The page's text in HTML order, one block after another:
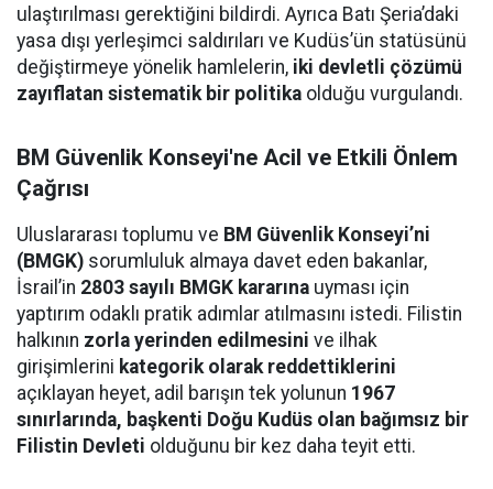
ulaştırılması gerektiğini bildirdi. Ayrıca Batı Şeria’daki
yasa dışı yerleşimci saldırıları ve Kudüs’ün statüsünü
değiştirmeye yönelik hamlelerin, iki devletli çözümü
zayıflatan sistematik bir politika olduğu vurgulandı.
BM Güvenlik Konseyi'ne Acil ve Etkili Önlem
Çağrısı
Uluslararası toplumu ve BM Güvenlik Konseyi’ni
(BMGK) sorumluluk almaya davet eden bakanlar,
İsrail’in 2803 sayılı BMGK kararına uyması için
yaptırım odaklı pratik adımlar atılmasını istedi. Filistin
halkının zorla yerinden edilmesini ve ilhak
girişimlerini kategorik olarak reddettiklerini
açıklayan heyet, adil barışın tek yolunun 1967
sınırlarında, başkenti Doğu Kudüs olan bağımsız bir
Filistin Devleti olduğunu bir kez daha teyit etti.